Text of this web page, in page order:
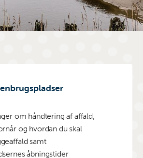
om håndtering af affald,
og hvordan du skal
samt
åbningstider